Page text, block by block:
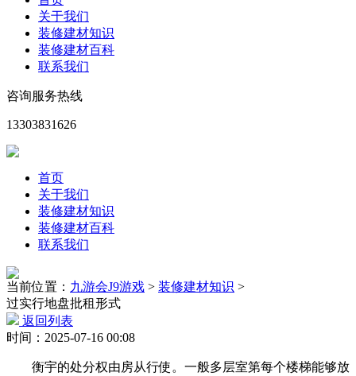
关于我们
装修建材知识
装修建材百科
联系我们
咨询服务热线
13303831626
首页
关于我们
装修建材知识
装修建材百科
联系我们
当前位置： 九游会J9游戏 > 装修建材知识 >
过实行地盘批租形式
返回列表
时间：2025-07-16 00:08
衡宇的处分权由房从行使。一般多层室第每个楼梯能够放